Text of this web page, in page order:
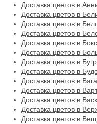
Доставка цветов в
Доставка цветов в
Доставка цветов в
Доставка цветов в
Доставка цветов в
Доставка цветов в
Доставка цветов в
Доставка цветов в
Доставка цветов в
Доставка цветов в
Доставка цветов в
Доставка цветов в
Доставка цветов в